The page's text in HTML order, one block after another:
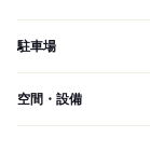
駐車場
空間・設備